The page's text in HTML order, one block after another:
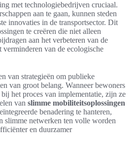
met technologiebedrijven cruciaal.
aan te gaan, kunnen steden
innovaties in de transportsector. Dit
te creëren die niet alleen
aan het verbeteren van de
van de ecologische
van strategieën om publieke
van groot belang. Wanneer bewoners
het proces van implementatie, zijn ze
van slimme mobiliteitsoplossingen
benadering te hanteren,
slimme netwerken ten volle worden
en duurzamer